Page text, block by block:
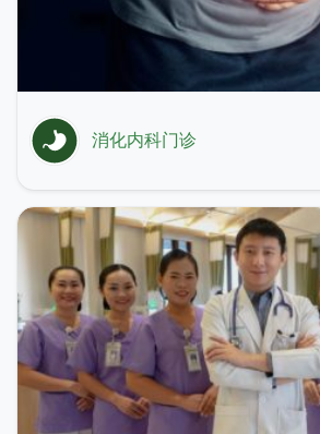
消化内科门诊